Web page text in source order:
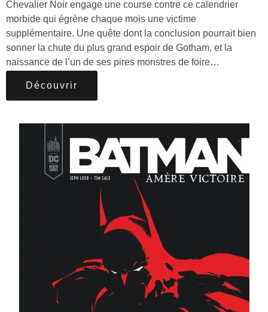
Chevalier Noir engage une course contre ce calendrier
morbide qui égrène chaque mois une victime
supplémentaire. Une quête dont la conclusion pourrait bien
sonner la chute du plus grand espoir de Gotham, et la
naissance de l’un de ses pires monstres de foire…
Découvrir